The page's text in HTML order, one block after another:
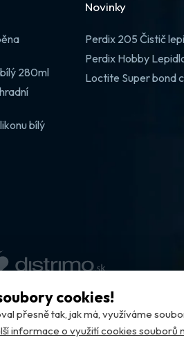
280ml
bílý
Novinky
Perdix 205 Čistič
Perdix Hobby
Loctite Super bond
cookies!
přesně tak, jak má, využíváme
informace o využití cookies souborů